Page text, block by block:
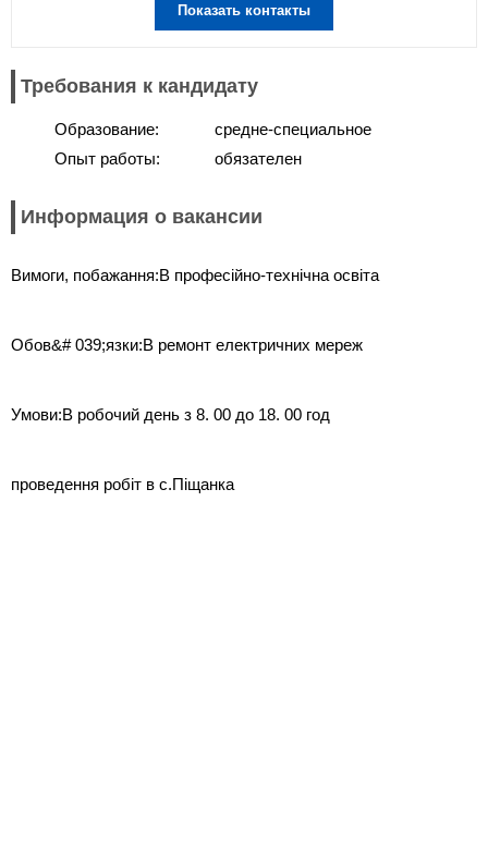
Показать контакты
Требования к кандидату
Образование:
Опыт работы:
средне-специальное
обязателен
Информация о вакансии
Вимоги, побажання:В професійно-технічна освіта
Обов&# 039;язки:В ремонт електричних мереж
Умови:В робочий день з 8. 00 до 18. 00 год
проведення робіт в с.Піщанка